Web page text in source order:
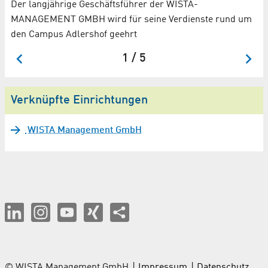
Der langjährige Geschäftsführer der WISTA-
MANAGEMENT GMBH wird für seine Verdienste rund um
den Campus Adlershof geehrt
1 / 5
Verknüpfte Einrichtungen
WISTA Management GmbH